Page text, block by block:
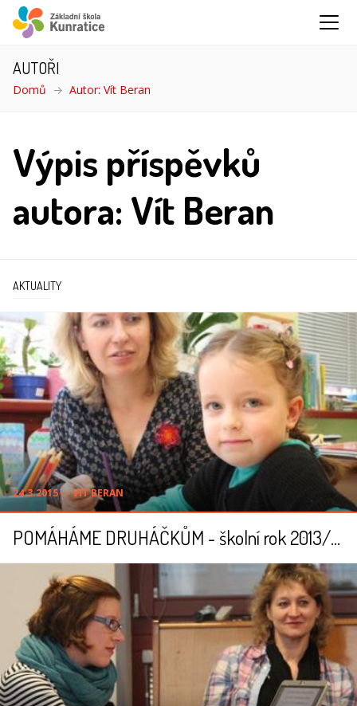
AUTOŘI
Domů Autor: Vít Beran
Výpis příspěvků
autora: Vít Beran
AKTUALITY
24.3.2015 ― VÍT BERAN
POMÁHÁME DRUHÁČKŮM - školní rok 2013/2014